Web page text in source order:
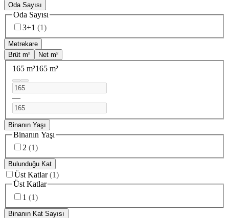
Oda Sayısı
Oda Sayısı
3+1 (1)
Metrekare
Brüt m²
Net m²
165 m²165 m²
—
Binanın Yaşı
Binanın Yaşı
2 (1)
Bulunduğu Kat
Üst Katlar (1)
Üst Katlar
1 (1)
Binanın Kat Sayısı